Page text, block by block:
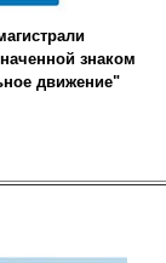
знаком
движение"